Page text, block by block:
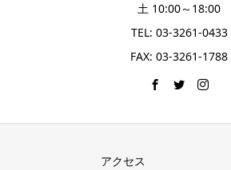
土 10:00～18:00
TEL: 03-3261-0433
FAX: 03-3261-1788
アクセス